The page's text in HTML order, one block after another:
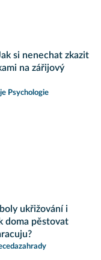
si nenechat zkazit
na zářijový
Psychologie
ukřižování i
doma pěstovat